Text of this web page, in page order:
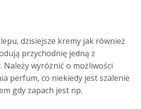
dzisiejsze kremy jak również
przychodnię jedną z
Należy wyróżnić o możliwości
perfum, co niekiedy jest szalenie
gdy zapach jest np.